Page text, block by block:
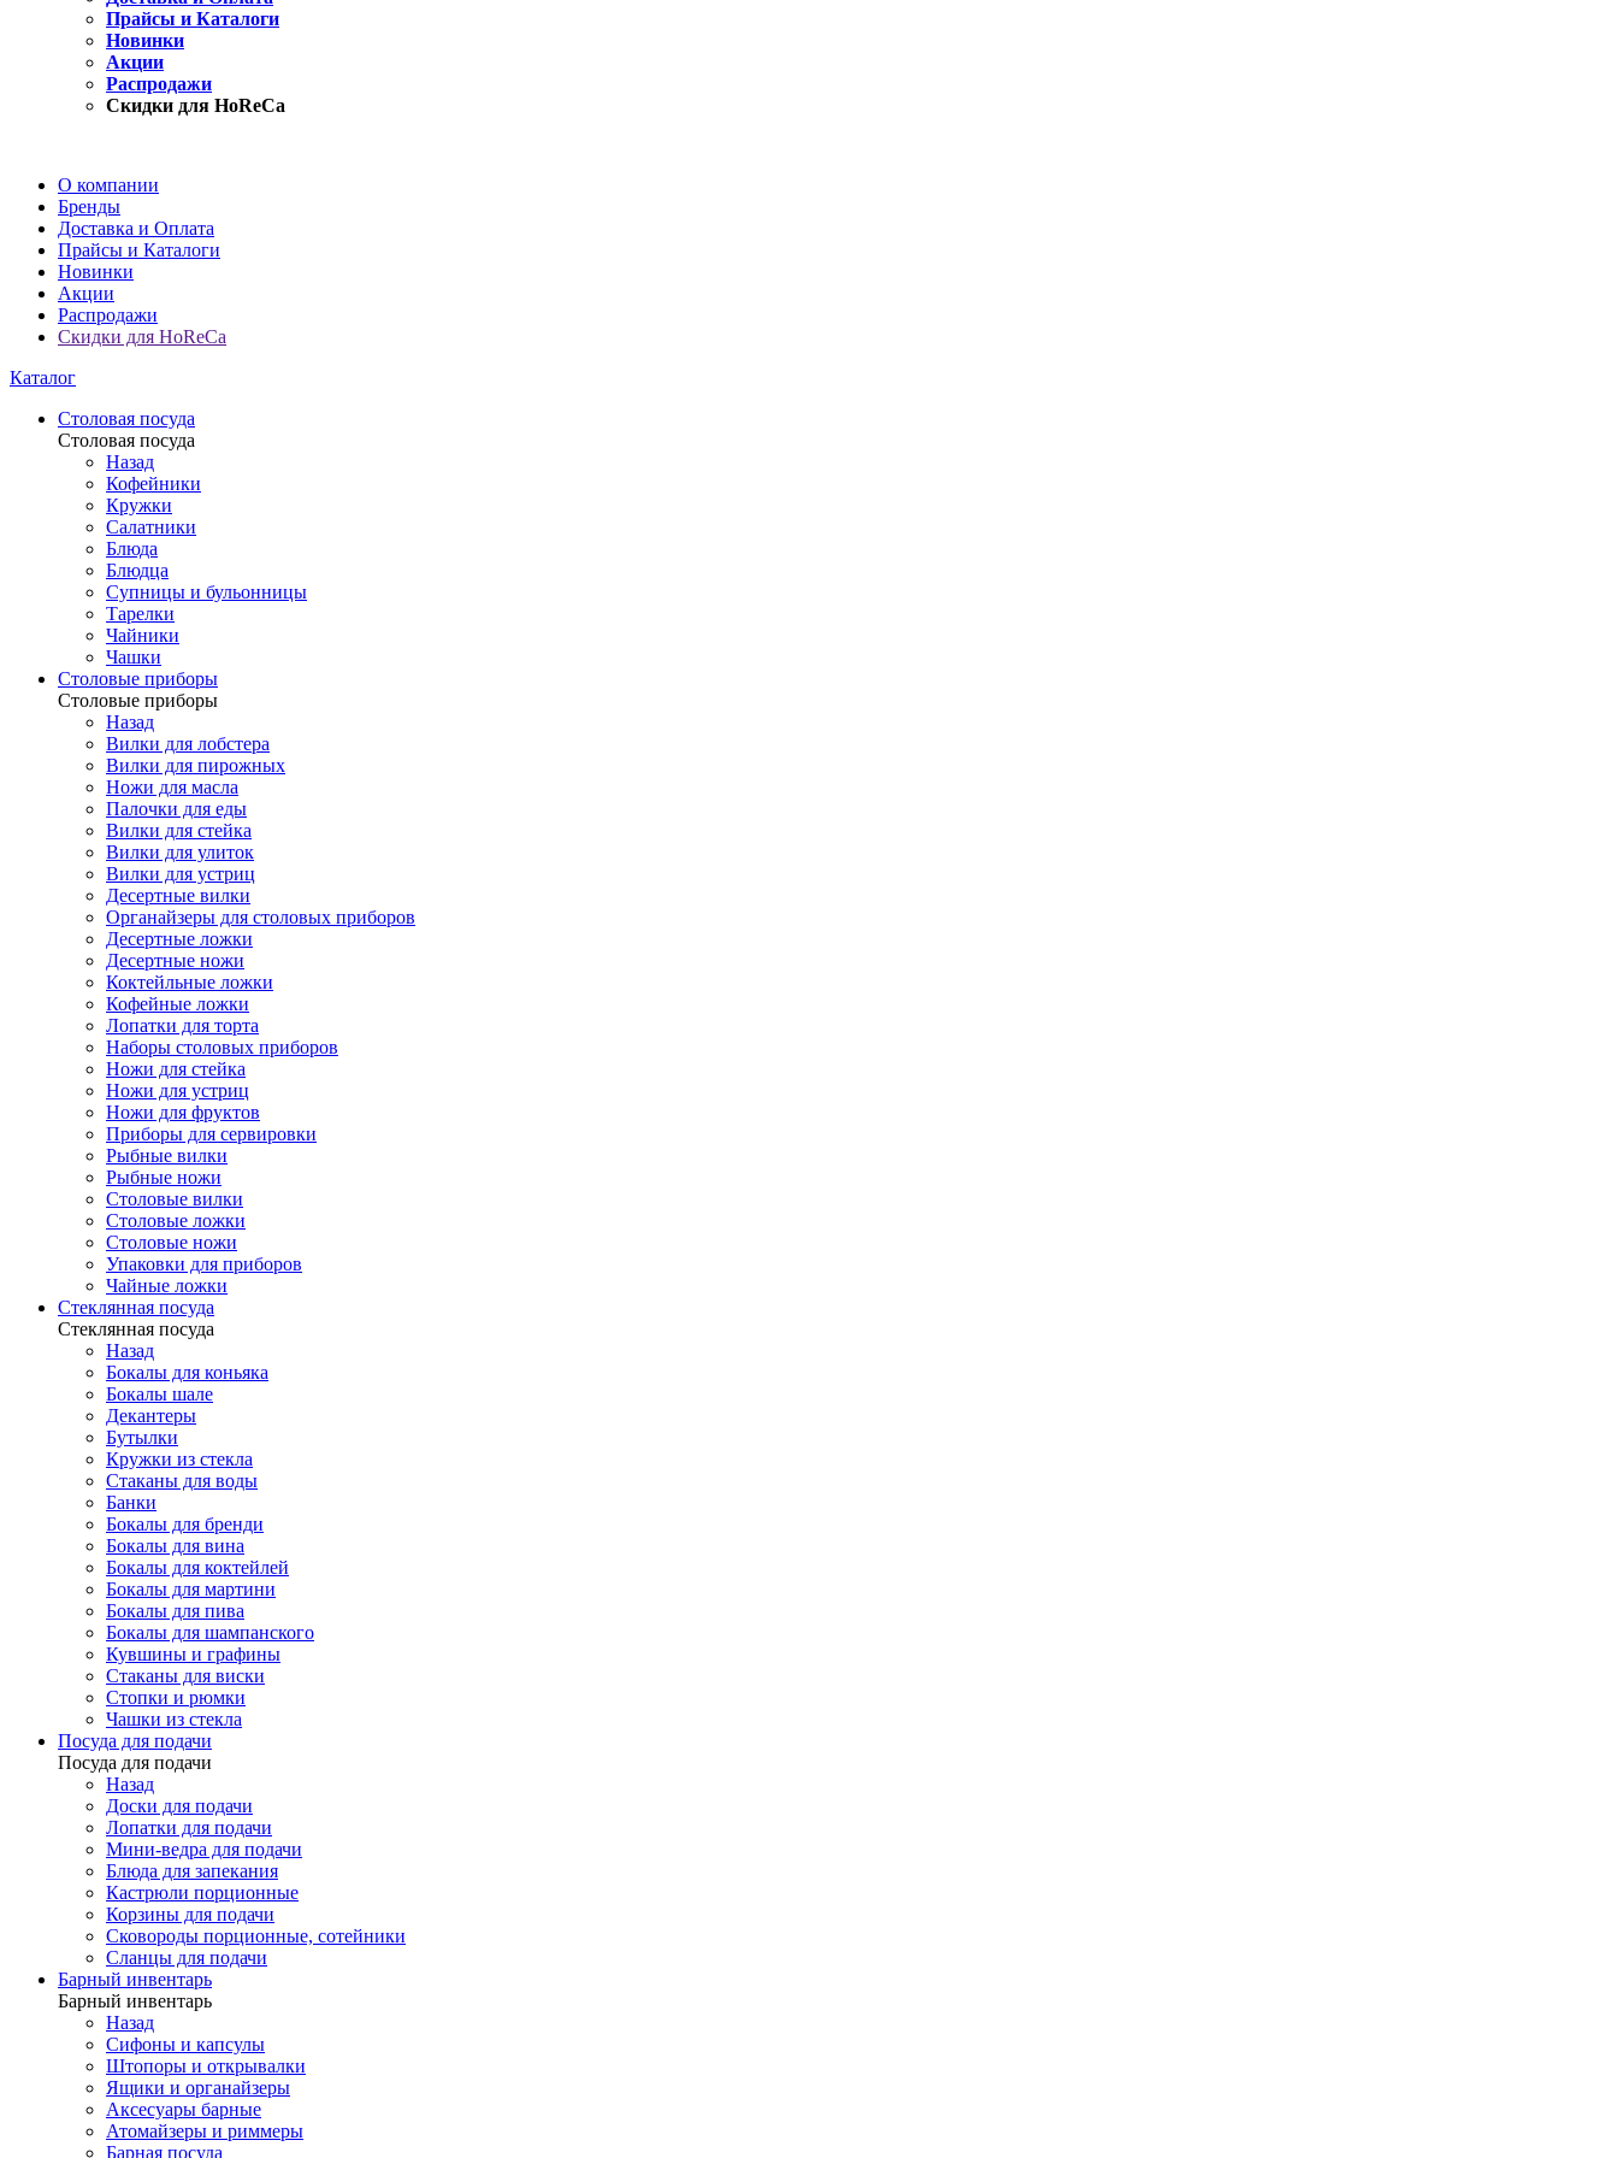
Прайсы и Каталоги
Новинки
Акции
Распродажи
Скидки для HoReCa
О компании
Бренды
Доставка и Оплата
Прайсы и Каталоги
Новинки
Акции
Распродажи
Скидки для HoReCa
Каталог
Столовая посуда
Столовая посуда
Назад
Кофейники
Кружки
Салатники
Блюда
Блюдца
Супницы и бульонницы
Тарелки
Чайники
Чашки
Cтоловые приборы
Cтоловые приборы
Назад
Вилки для лобстера
Вилки для пирожных
Ножи для масла
Палочки для еды
Вилки для стейка
Вилки для улиток
Вилки для устриц
Десертные вилки
Органайзеры для столовых приборов
Десертные ложки
Десертные ножи
Коктейльные ложки
Кофейные ложки
Лопатки для торта
Наборы столовых приборов
Ножи для стейка
Ножи для устриц
Ножи для фруктов
Приборы для сервировки
Рыбные вилки
Рыбные ножи
Столовые вилки
Столовые ложки
Столовые ножи
Упаковки для приборов
Чайные ложки
Стеклянная посуда
Стеклянная посуда
Назад
Бокалы для коньяка
Бокалы шале
Декантеры
Бутылки
Кружки из стекла
Стаканы для воды
Банки
Бокалы для бренди
Бокалы для вина
Бокалы для коктейлей
Бокалы для мартини
Бокалы для пива
Бокалы для шампанского
Кувшины и графины
Стаканы для виски
Стопки и рюмки
Чашки из стекла
Посуда для подачи
Посуда для подачи
Назад
Доски для подачи
Лопатки для подачи
Мини-ведра для подачи
Блюда для запекания
Кастрюли порционные
Корзины для подачи
Сковороды порционные, сотейники
Сланцы для подачи
Барный инвентарь
Барный инвентарь
Назад
Сифоны и капсулы
Штопоры и открывалки
Ящики и органайзеры
Аксесуары барные
Атомайзеры и риммеры
Барная посуда